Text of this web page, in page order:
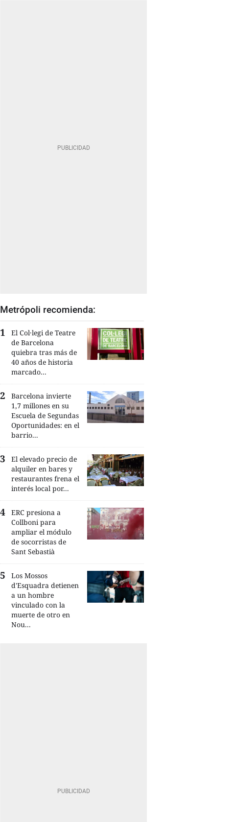
Metrópoli recomienda:
El Col·legi de Teatre
de Barcelona
quiebra tras más de
40 años de historia
marcado...
Barcelona invierte
1,7 millones en su
Escuela de Segundas
Oportunidades: en el
barrio...
El elevado precio de
alquiler en bares y
restaurantes frena el
interés local por...
ERC presiona a
Collboni para
ampliar el módulo
de socorristas de
Sant Sebastià
Los Mossos
d'Esquadra detienen
a un hombre
vinculado con la
muerte de otro en
Nou...